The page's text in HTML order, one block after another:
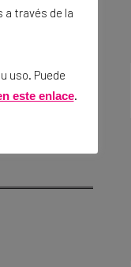
a través de la
uso. Puede
este enlace.